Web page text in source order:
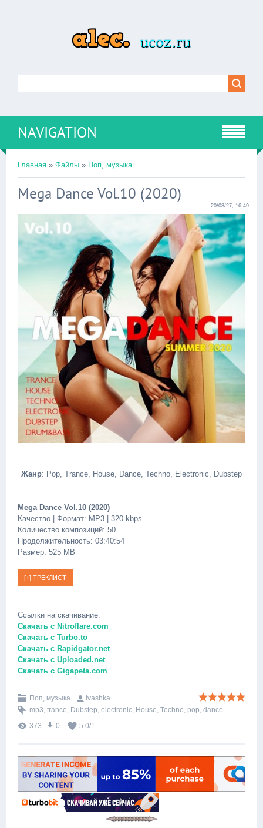
NAVIGATION
Главная » Файлы » Поп, музыка
Mega Dance Vol.10 (2020)
20/08/27, 16:49
Жанр: Pop, Trance, House, Dance, Techno, Electronic, Dubstep
Mega Dance Vol.10 (2020)
Качество | Формат: MP3 | 320 kbps
Количество композиций: 50
Продолжительность: 03:40:54
Размер: 525 MB
Ссылки на скачивание:
Скачать с Nitroflare.com
Скачать с Turbo.to
Скачать с Rapidgator.net
Скачать с Uploaded.net
Скачать с Gigapeta.com
Поп, музыка
ivashka
mp3, trance, Dubstep, electronic, House, Techno, pop, dance
373
0 5.0/1